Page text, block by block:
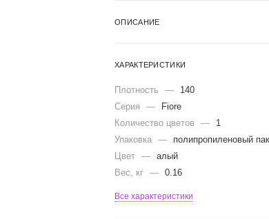
ОПИСАНИЕ
ХАРАКТЕРИСТИКИ
Плотность —
140
Серия
—
Fiore
Количество цветов
—
1
Упаковка —
полипропиленовый
Цвет — алый
Вес, кг — 0.16
Все характеристики